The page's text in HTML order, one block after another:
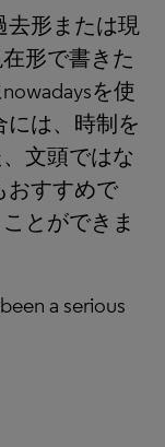
去形または現
形で書きた
を使
には、時制を
文頭ではな
おすすめで
とができま
a serious